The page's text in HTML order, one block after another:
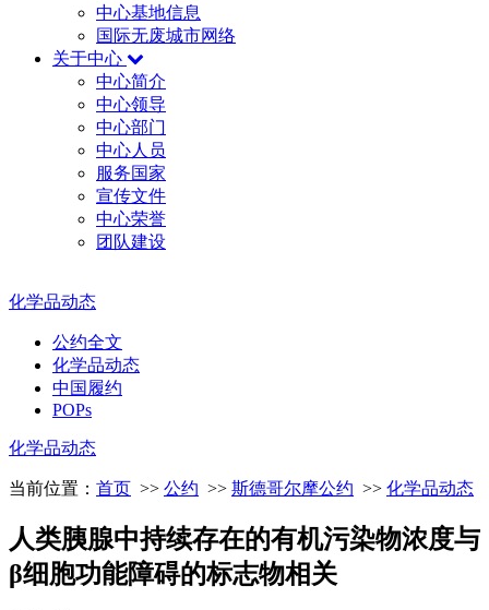
中心基地信息
国际无废城市网络
关于中心
中心简介
中心领导
中心部门
中心人员
服务国家
宣传文件
中心荣誉
团队建设
化学品动态
公约全文
化学品动态
中国履约
POPs
化学品动态
当前位置： 首页 >> 公约 >> 斯德哥尔摩公约 >> 化学品动态
人类胰腺中持续存在的有机污染物浓度与
β细胞功能障碍的标志物相关